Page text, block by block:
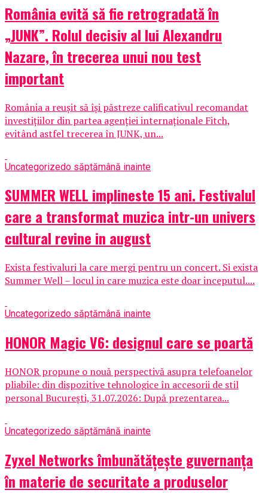
România evită să fie retrogradată în
„JUNK”. Rolul decisiv al lui Alexandru
Nazare, în trecerea unui nou test
important
România a reușit să își păstreze calificativul recomandat
investițiilor din partea agenției internaționale Fitch,
evitând astfel trecerea în JUNK, un...
Uncategorizedo săptămână inainte
SUMMER WELL implineste 15 ani. Festivalul
care a transformat muzica intr-un univers
cultural revine in august
Exista festivaluri la care mergi pentru un concert. Si exista
Summer Well – locul in care muzica este doar inceputul....
Uncategorizedo săptămână inainte
HONOR Magic V6: designul care se poartă
HONOR propune o nouă perspectivă asupra telefoanelor
pliabile: din dispozitive tehnologice în accesorii de stil
personal București, 31.07.2026: După prezentarea...
Uncategorizedo săptămână inainte
Zyxel Networks îmbunătățește guvernanța
în materie de securitate a produselor